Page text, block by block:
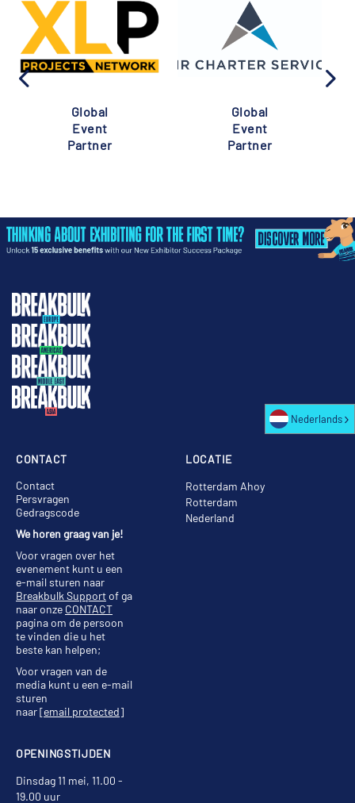
Global
Event
Partner
Global
Event
Partner
LOCATIE
Rotterdam Ahoy
Rotterdam
Nederland
OPENINGSTIJDEN
Dinsdag 11 mei, 11.00 -
19.00 uur
CONTACT
Contact
Persvragen
Gedragscode
We horen graag van je!
Voor vragen over het
evenement kunt u een
e-mail sturen naar
Breakbulk Supportof ga
naar onze CONTACT
pagina om de persoon
te vinden die u het
beste kan helpen;
Voor vragen van de
media kunt u een e-mail
sturen
naar[email protected]
Nederlands